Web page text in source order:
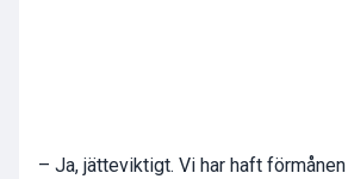
– Ja, jätteviktigt. Vi har haft